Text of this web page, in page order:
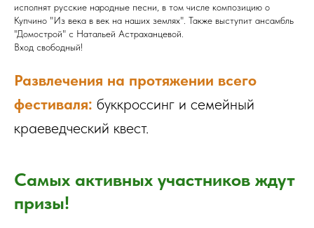
исполнят русские народные песни, в том числе композицию о
Купчино "Из века в век на наших землях". Также выступит ансамбль
"Домострой" с Натальей Астраханцевой.
Вход свободный!
Развлечения на протяжении всего
фестиваля: буккроссинг и семейный
краеведческий квест.
Самых активных участников ждут
призы!